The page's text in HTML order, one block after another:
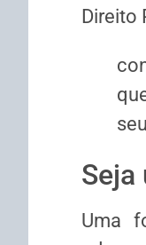
Direito
Seja
Uma